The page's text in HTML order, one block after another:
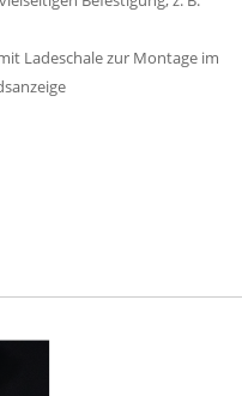
Ladeschale zur Montage im